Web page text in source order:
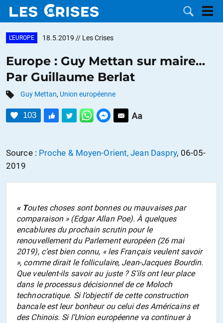
DOSSIERS
CATÉGORIES
CONTACTER
FAIRE UN
L'EUROPE 18.5.2019 // Les Crises
Europe : Guy Mettan sur maire…
Par Guillaume Berlat
Guy Mettan, Union européenne
103
Source : Proche & Moyen-Orient, Jean Daspry, 06-05-
2019
« Toutes choses sont bonnes ou mauvaises par
comparaison» (Edgar Allan Poe). À quelques
encablures du prochain scrutin pour le
renouvellement du Parlement européen (26 mai
2019), c’est bien connu, «les Français veulent savoir
», comme dirait le folliculaire, Jean-Jacques Bourdin.
Que veulent-ils savoir au juste ? S’ils ont leur place
dans le processus décisionnel de ce Moloch
technocratique. Si l’objectif de cette construction
bancale est leur bonheur ou celui des Américains et
des Chinois. Si l’Union européenne va continuer à